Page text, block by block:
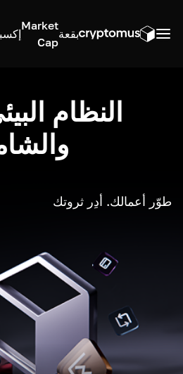
بقعة
Market
Cap
النظام
طوّر أعمالك. أدِر ثروتك